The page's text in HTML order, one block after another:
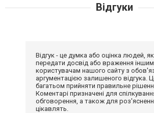
Відгуки
Відгук - це думка або оцінка людей,
передати досвід або враження іншим
користувачам нашого сайту з
аргументацією залишеного відгука.
багатьом прийняти правильне
Коментарі призначені для
обговорення, а також для
цікавлять.